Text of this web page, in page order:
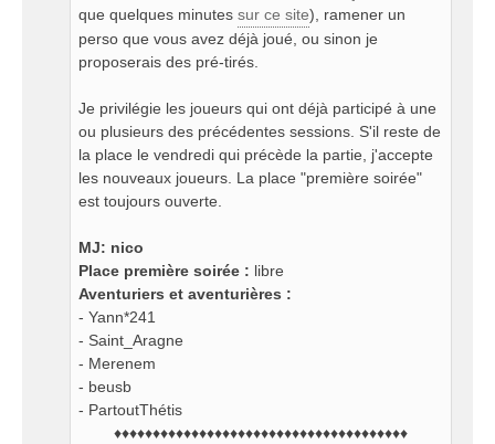
que quelques minutes sur ce site), ramener un
perso que vous avez déjà joué, ou sinon je
proposerais des pré-tirés.
Je privilégie les joueurs qui ont déjà participé à une
ou plusieurs des précédentes sessions. S'il reste de
la place le vendredi qui précède la partie, j'accepte
les nouveaux joueurs. La place "première soirée"
est toujours ouverte.
MJ: nico
Place première soirée : libre
Aventuriers et aventurières :
- Yann*241
- Saint_Aragne
- Merenem
- beusb
- PartoutThétis
♦♦♦♦♦♦♦♦♦♦♦♦♦♦♦♦♦♦♦♦♦♦♦♦♦♦♦♦♦♦♦♦♦♦♦♦♦♦